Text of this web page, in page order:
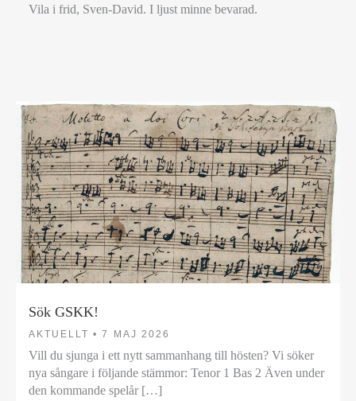
Vila i frid, Sven-David. I ljust minne bevarad.
Sök GSKK!
AKTUELLT • 7 MAJ 2026
Vill du sjunga i ett nytt sammanhang till hösten? Vi söker
nya sångare i följande stämmor: Tenor 1 Bas 2 Även under
den kommande spelår […]